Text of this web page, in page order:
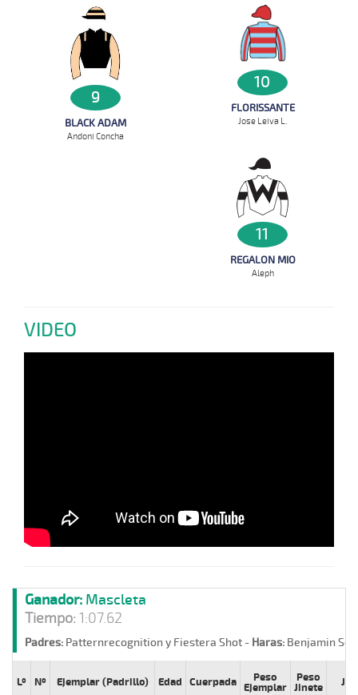
9
BLACK ADAM
Andoni Concha
10
FLORISSANTE
Jose Leiva L.
11
REGALON MIO
Aleph
VIDEO
Ganador: Mascleta
Tiempo:1:07.62
Padres: Patternrecognition y Fiestera Shot - Haras: Benjamin
Lº Nº Ejemplar (Padrillo) Edad Cuerpada
Peso
Ejemplar
Peso
Jinete